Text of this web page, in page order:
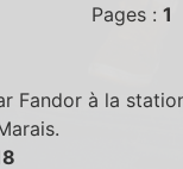
Pages : 1
Fandor à la